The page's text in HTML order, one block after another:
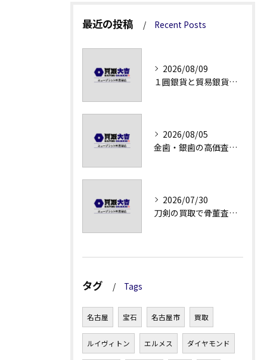
最近の投稿 Recent Posts
2026/08/09
１圓銀貨と貿易銀貨の買取価格解説
2026/08/05
金歯・銀歯の高価査定法徹底解説
2026/07/30
刀剣の買取で骨董査定の注意点
タグ Tags
名古屋 宝石 名古屋市 買取
ルイヴィトン エルメス ダイヤモンド